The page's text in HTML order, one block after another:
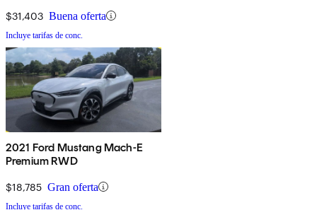
$31,403 Buena oferta
Incluye tarifas de conc.
2021 Ford Mustang Mach-E
Premium RWD
$18,785 Gran oferta
Incluye tarifas de conc.